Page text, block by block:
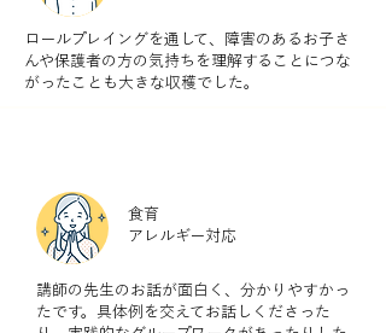
ロールプレイングを通して、障害のあるお子さ
んや保護者の方の気持ちを理解することにつな
がったことも大きな収穫でした。
食育
アレルギー対応
講師の先生のお話が面白く、分かりやすかっ
たです。具体例を交えてお話しくださった